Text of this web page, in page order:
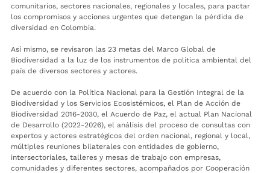
comunitarios, sectores nacionales, regionales y locales, para pactar
los compromisos y acciones urgentes que detengan la pérdida de
diversidad en Colombia.
Así mismo, se revisaron las 23 metas del Marco Global de
Biodiversidad a la luz de los instrumentos de política ambiental del
país de diversos sectores y actores.
De acuerdo con la Política Nacional para la Gestión Integral de la
Biodiversidad y los Servicios Ecosistémicos, el Plan de Acción de
Biodiversidad 2016-2030, el Acuerdo de Paz, el actual Plan Nacional
de Desarrollo (2022-2026), el análisis del proceso de consultas con
expertos y actores estratégicos del orden nacional, regional y local,
múltiples reuniones bilaterales con entidades de gobierno,
intersectoriales, talleres y mesas de trabajo con empresas,
comunidades y diferentes sectores, acompañados por Cooperación